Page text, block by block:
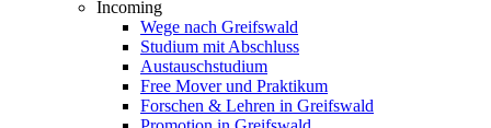
Incoming
Wege nach Greifswald
Studium mit Abschluss
Austauschstudium
Free Mover und Praktikum
Forschen & Lehren in Greifswald